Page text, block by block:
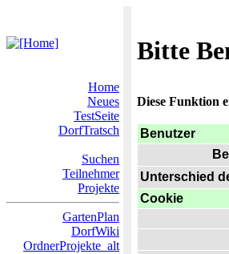
Bitte
Home
Neues
TestSeite
DorfTratsch
Suchen
Teilnehmer
Projekte
GartenPlan
DorfWiki
OrdnerProjekte_alt
Diese Funktion
Benutzer
Unterschied
Cookie